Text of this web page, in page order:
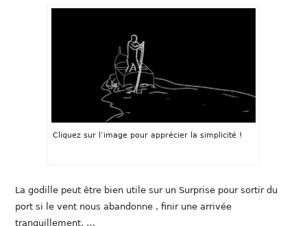
Cliquez sur l’image pour apprécier la simplicité !
La godille peut être bien utile sur un Surprise pour sortir du
port si le vent nous abandonne , finir une arrivée
tranquillement, …